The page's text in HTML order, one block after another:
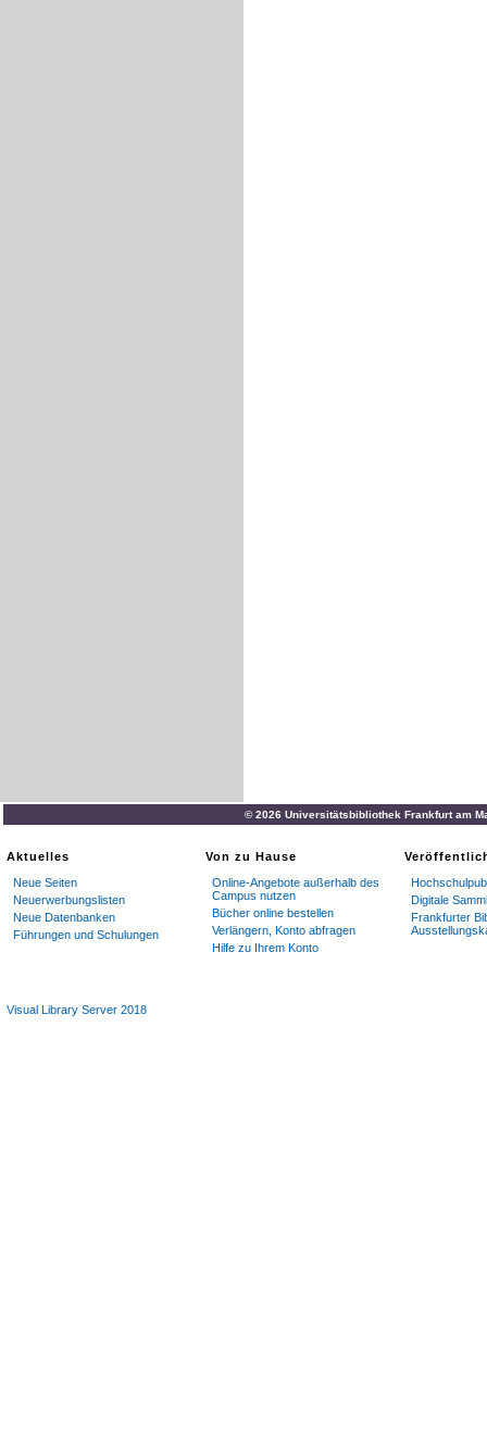
© 2026 Universitätsbibliothek Frankfurt am
Aktuelles
Neue Seiten
Neuerwerbungslisten
Neue Datenbanken
Führungen und Schulungen
Von zu Hause
Online-Angebote außerhalb des
Campus nutzen
Bücher online bestellen
Verlängern, Konto abfragen
Hilfe zu Ihrem Konto
Digitale
Frankfurter
Visual Library Server 2018